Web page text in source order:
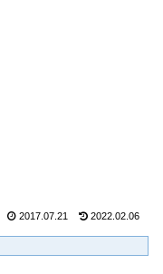
2017.07.21 2022.02.06